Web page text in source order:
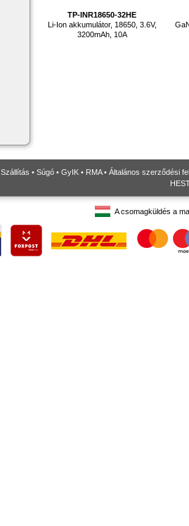
TP-INR18650-32HE
Li-Ion akkumulátor, 18650, 3.6V,
3200mAh, 10A
Szállítás • Súgó • GyIK • RMA• Általános szerződési
A csomagküldés a